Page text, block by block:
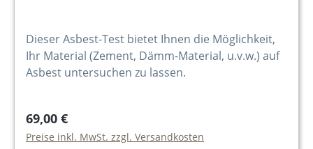
Dieser Asbest-Test bietet Ihnen die Möglichkeit,
Ihr Material (Zement, Dämm-Material, u.v.w.) auf
Asbest untersuchen zu lassen.
69,00 €
Preise inkl. MwSt. zzgl. Versandkosten